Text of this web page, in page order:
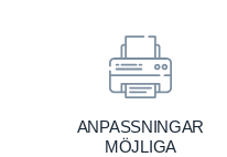
ANPASSNINGAR
MÖJLIGA